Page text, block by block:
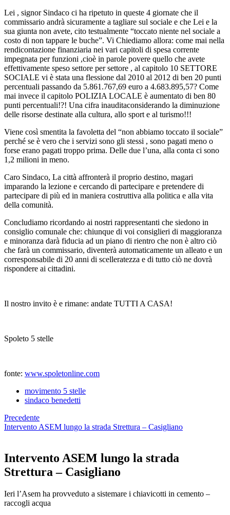
Lei , signor Sindaco ci ha ripetuto in queste 4 giornate che il
commissario andrà sicuramente a tagliare sul sociale e che Lei e la
sua giunta non avete, cito testualmente “toccato niente nel sociale a
costo di non tappare le buche”. Vi Chiediamo allora: come mai nella
rendicontazione finanziaria nei vari capitoli di spesa corrente
impegnata per funzioni ,cioè in parole povere quello che avete
effettivamente speso settore per settore , al capitolo 10 SETTORE
SOCIALE vi è stata una flessione dal 2010 al 2012 di ben 20 punti
percentuali passando da 5.861.767,69 euro a 4.683.895,57? Come
mai invece il capitolo POLIZIA LOCALE è aumentato di ben 80
punti percentuali!?! Una cifra inauditaconsiderando la diminuzione
delle risorse destinate alla cultura, allo sport e al turismo!!!
Viene così smentita la favoletta del “non abbiamo toccato il sociale”
perché se è vero che i servizi sono gli stessi , sono pagati meno o
forse erano pagati troppo prima. Delle due l’una, alla conta ci sono
1,2 milioni in meno.
Caro Sindaco, La città affronterà il proprio destino, magari
imparando la lezione e cercando di partecipare e pretendere di
partecipare di più ed in maniera costruttiva alla politica e alla vita
della comunità.
Concludiamo ricordando ai nostri rappresentanti che siedono in
consiglio comunale che: chiunque di voi consiglieri di maggioranza
e minoranza darà fiducia ad un piano di rientro che non è altro ciò
che farà un commissario, diventerà automaticamente un alleato e un
corresponsabile di 20 anni di scelleratezza e di tutto ciò ne dovrà
rispondere ai cittadini.
Il nostro invito è e rimane: andate TUTTI A CASA!
Spoleto 5 stelle
fonte: www.spoletonline.com
movimento 5 stelle
sindaco benedetti
Precedente
Intervento ASEM lungo la strada Strettura – Casigliano
Intervento ASEM lungo la strada
Strettura – Casigliano
Ieri l’Asem ha provveduto a sistemare i chiavicotti in cemento –
raccogli acqua